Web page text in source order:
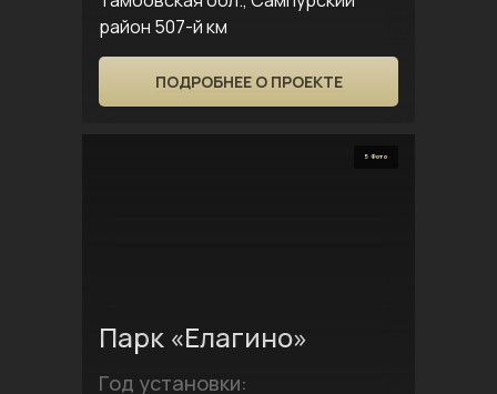
район 507-й км
ПОДРОБНЕЕ О ПРОЕКТЕ
5 Фото
Парк «Елагино»
Год установки: